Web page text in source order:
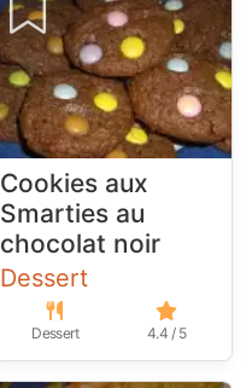
Cookies aux
Smarties au
chocolat noir
Dessert
Dessert 4.4 / 5